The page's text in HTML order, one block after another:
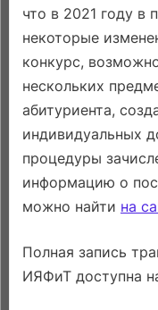
что в 2021 году в
некоторые
конкурс,
нескольких
абитуриента,
индивидуальных
процедуры
информацию о
можно найти на
Полная запись
ИЯФиТ доступна